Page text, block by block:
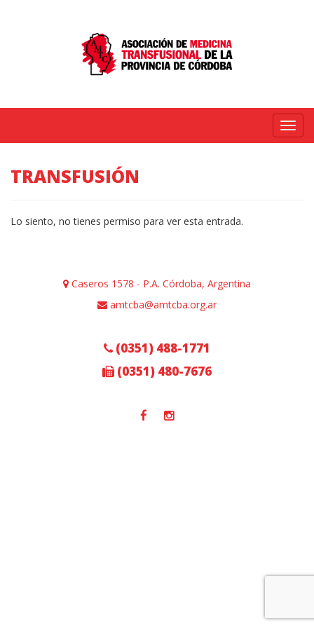
Menú
TRANSFUSIÓN
Lo siento, no tienes permiso para ver esta entrada.
Caseros 1578 - P.A. Córdoba, Argentina
amtcba@amtcba.org.ar
(0351) 488-1771
(0351) 480-7676